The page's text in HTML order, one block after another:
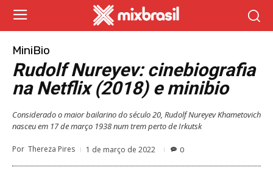
MiniBio
Rudolf Nureyev: cinebiografia
na Netflix (2018) e minibio
Considerado o maior bailarino do século 20, Rudolf Nureyev Khametovich
nasceu em 17 de março 1938 num trem perto de Irkutsk
Por Thereza Pires 1 de março de 2022 0